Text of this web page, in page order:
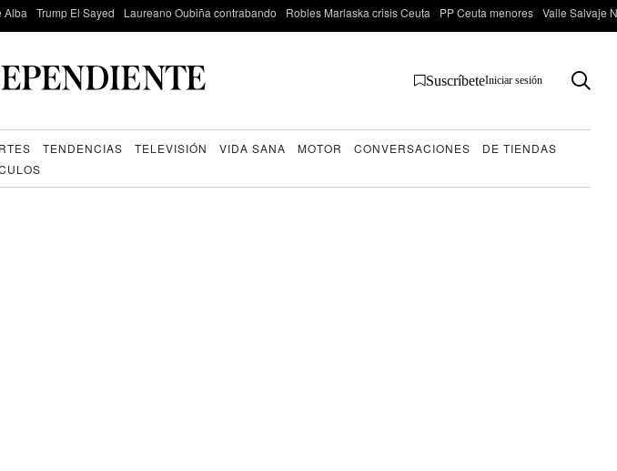
Alba Trump El Sayed Laureano Oubiña contrabando Robles Marlaska crisis Ceuta PP Ceuta menores Valle Salvaje
SuscríbeteIniciar sesión
TENDENCIAS TELEVISIÓN VIDA SANA MOTOR CONVERSACIONES
DE TIENDAS